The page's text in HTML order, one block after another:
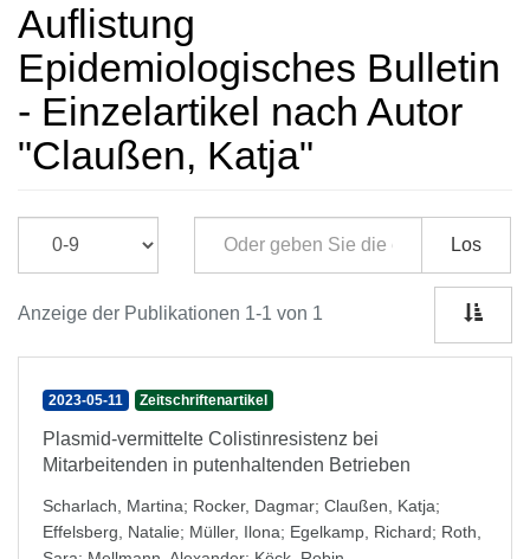
Auflistung
Epidemiologisches Bulletin
- Einzelartikel nach Autor
"Claußen, Katja"
Los
Anzeige der Publikationen 1-1 von 1
2023-05-11 Zeitschriftenartikel
Plasmid-vermittelte Colistinresistenz bei
Mitarbeitenden in putenhaltenden Betrieben
Scharlach, Martina; Rocker, Dagmar; Claußen, Katja;
Effelsberg, Natalie; Müller, Ilona; Egelkamp, Richard; Roth,